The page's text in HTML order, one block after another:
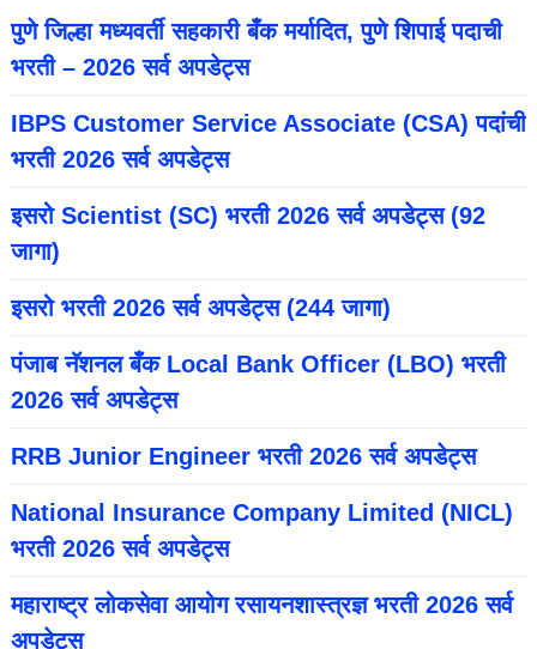
पुणे जिल्हा मध्यवर्ती सहकारी बँक मर्यादित, पुणे शिपाई पदाची
भरती – 2026 सर्व अपडेट्स
IBPS Customer Service Associate (CSA) पदांची
भरती 2026 सर्व अपडेट्स
इसरो Scientist (SC) भरती 2026 सर्व अपडेट्स (92
जागा)
इसरो भरती 2026 सर्व अपडेट्स (244 जागा)
पंजाब नॅशनल बँक Local Bank Officer (LBO) भरती
2026 सर्व अपडेट्स
RRB Junior Engineer भरती 2026 सर्व अपडेट्स
National Insurance Company Limited (NICL)
भरती 2026 सर्व अपडेट्स
महाराष्ट्र लोकसेवा आयोग रसायनशास्त्रज्ञ भरती 2026 सर्व
अपडेट्स